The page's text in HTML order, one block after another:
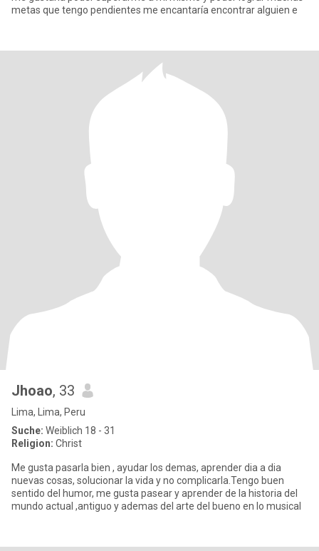
metas que tengo pendientes me encantaría encontrar alguien e
Jhoao, 33
Lima, Lima, Peru
Suche: Weiblich 18 - 31
Religion: Christ
Me gusta pasarla bien , ayudar los demas, aprender dia a dia
nuevas cosas, solucionar la vida y no complicarla.Tengo buen
sentido del humor, me gusta pasear y aprender de la historia del
mundo actual ,antiguo y ademas del arte del bueno en lo musical